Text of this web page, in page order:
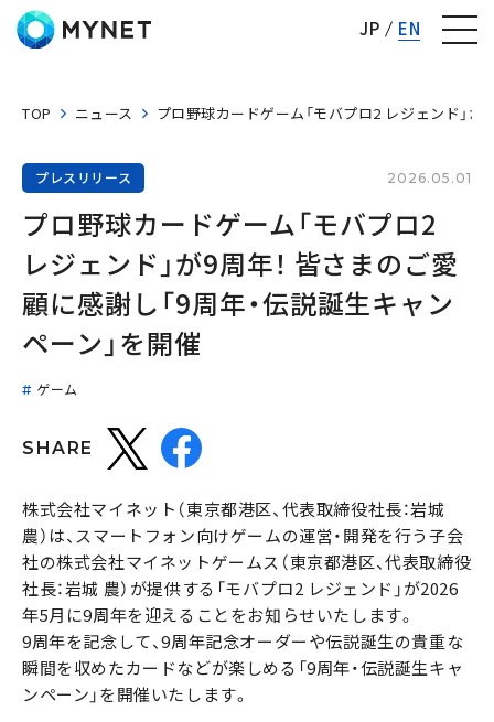
JP EN
TOP ニュース プロ野球カードゲーム「モバプロ2 レジェンド」が
プレスリリース 2026.05.01
プロ野球カードゲーム「モバプロ2
レジェンド」が9周年！ 皆さまのご愛
顧に感謝し「9周年・伝説誕生キャン
ペーン」を開催
ゲーム
SHARE
株式会社マイネット（東京都港区、代表取締役社長：岩城
農）は、スマートフォン向けゲームの運営・開発を行う子会
社の株式会社マイネットゲームス（東京都港区、代表取締役
社長：岩城 農）が提供する「モバプロ2 レジェンド」が2026
年5月に9周年を迎えることをお知らせいたします。
9周年を記念して、9周年記念オーダーや伝説誕生の貴重な
瞬間を収めたカードなどが楽しめる「9周年・伝説誕生キャ
ンペーン」を開催いたします。